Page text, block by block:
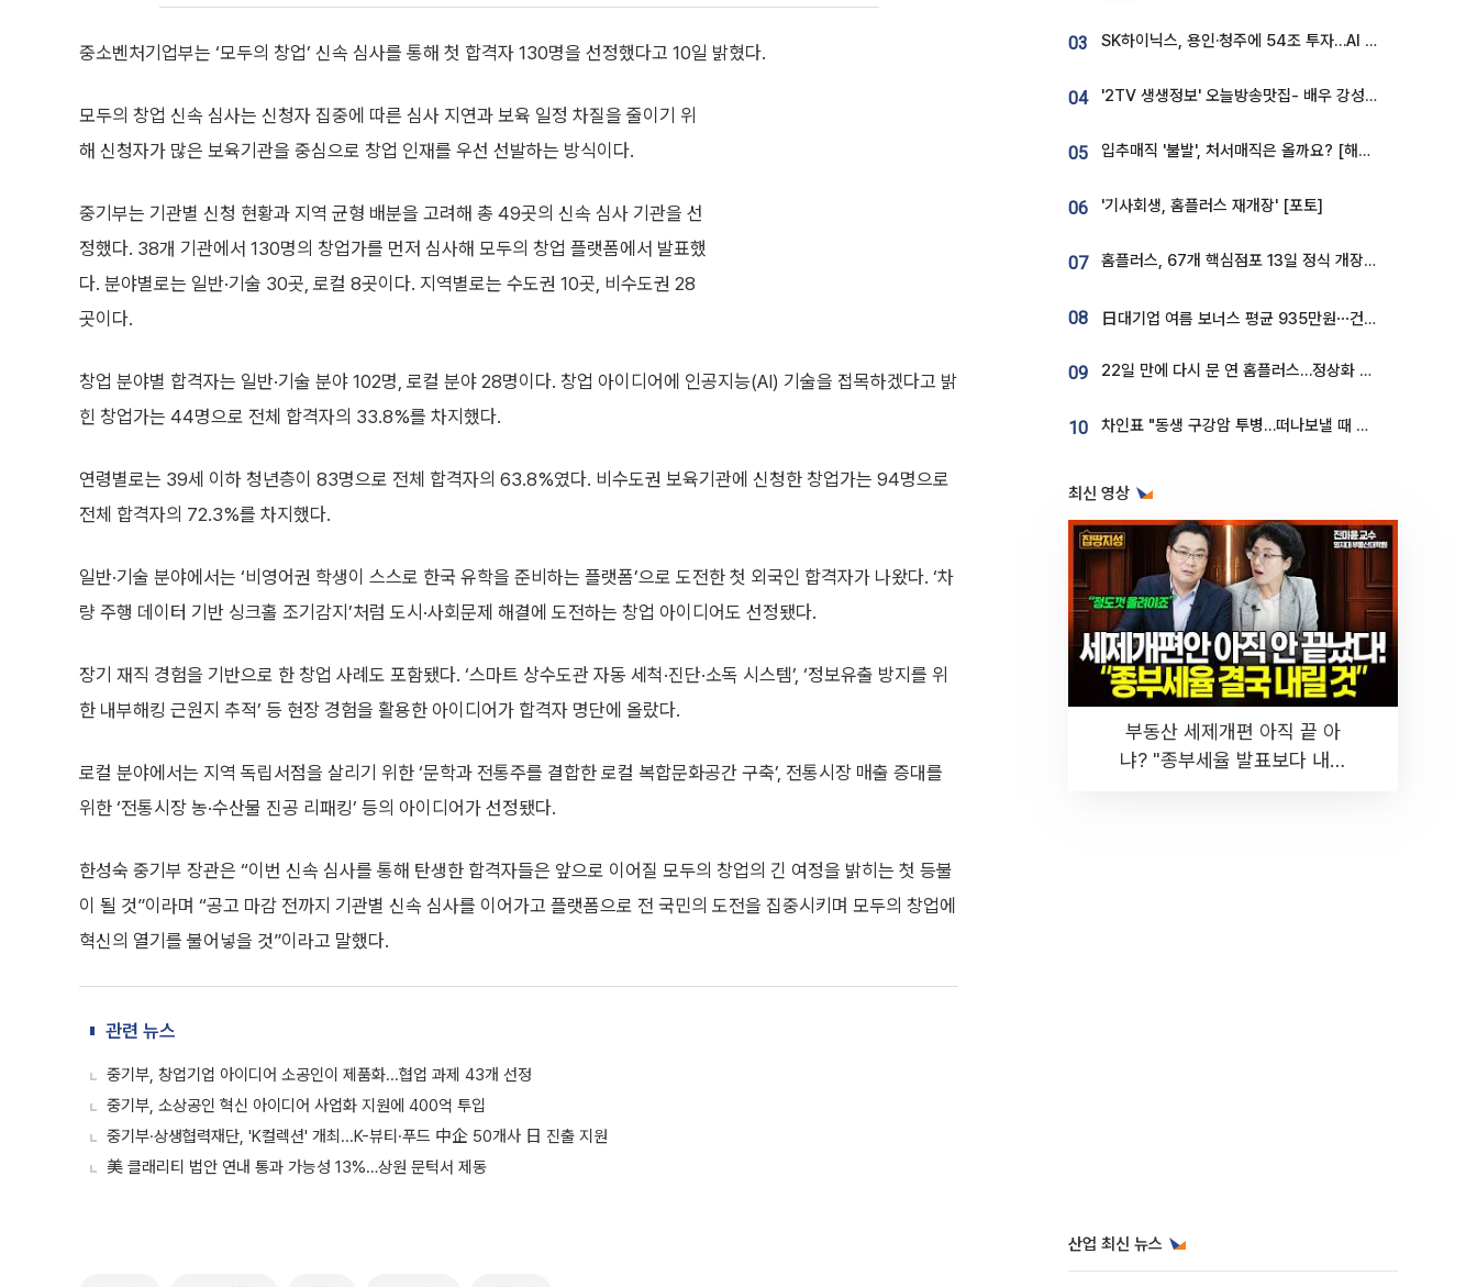
중소벤처기업부는 ‘모두의 창업’ 신속 심사를 통해 첫 합격자 130명을 선정했다고 10일 밝혔다.
모두의 창업 신속 심사는 신청자 집중에 따른 심사 지연과 보육 일정 차질을 줄이기 위
해 신청자가 많은 보육기관을 중심으로 창업 인재를 우선 선발하는 방식이다.
중기부는 기관별 신청 현황과 지역 균형 배분을 고려해 총 49곳의 신속 심사 기관을 선
정했다. 38개 기관에서 130명의 창업가를 먼저 심사해 모두의 창업 플랫폼에서 발표했
다. 분야별로는 일반·기술 30곳, 로컬 8곳이다. 지역별로는 수도권 10곳, 비수도권 28
곳이다.
창업 분야별 합격자는 일반·기술 분야 102명, 로컬 분야 28명이다. 창업 아이디어에 인공지능(AI) 기술을 접목하겠다고 밝
힌 창업가는 44명으로 전체 합격자의 33.8%를 차지했다.
연령별로는 39세 이하 청년층이 83명으로 전체 합격자의 63.8%였다. 비수도권 보육기관에 신청한 창업가는 94명으로
전체 합격자의 72.3%를 차지했다.
일반·기술 분야에서는 ‘비영어권 학생이 스스로 한국 유학을 준비하는 플랫폼’으로 도전한 첫 외국인 합격자가 나왔다. ‘차
량 주행 데이터 기반 싱크홀 조기감지’처럼 도시·사회문제 해결에 도전하는 창업 아이디어도 선정됐다.
장기 재직 경험을 기반으로 한 창업 사례도 포함됐다. ‘스마트 상수도관 자동 세척·진단·소독 시스템’, ‘정보유출 방지를 위
한 내부해킹 근원지 추적’ 등 현장 경험을 활용한 아이디어가 합격자 명단에 올랐다.
로컬 분야에서는 지역 독립서점을 살리기 위한 ‘문학과 전통주를 결합한 로컬 복합문화공간 구축’, 전통시장 매출 증대를
위한 ‘전통시장 농·수산물 진공 리패킹’ 등의 아이디어가 선정됐다.
한성숙 중기부 장관은 “이번 신속 심사를 통해 탄생한 합격자들은 앞으로 이어질 모두의 창업의 긴 여정을 밝히는 첫 등불
이 될 것”이라며 “공고 마감 전까지 기관별 신속 심사를 이어가고 플랫폼으로 전 국민의 도전을 집중시키며 모두의 창업에
혁신의 열기를 불어넣을 것”이라고 말했다.
관련 뉴스
중기부, 창업기업 아이디어 소공인이 제품화...협업 과제 43개 선정
중기부, 소상공인 혁신 아이디어 사업화 지원에 400억 투입
중기부·상생협력재단, 'K컬렉션' 개최...K-뷰티·푸드 中企 50개사 日 진출 지원
美 클래리티 법안 연내 통과 가능성 13%…상원 문턱서 제동
03 SK하이닉스, 용인·청주에 54조 투자…AI 메모리 생산기지 키운다
04 '2TV 생생정보' 오늘방송맛집- 배우 강성진 단골! 쌀국수ㆍ푸팟퐁 커리 맛집 '블○○○'
05 입추매직 '불발', 처서매직은 올까요? [해시태그]
06 '기사회생, 홈플러스 재개장' [포토]
07 홈플러스, 67개 핵심점포 13일 정식 개장…영업 재개 속도
08 日대기업 여름 보너스 평균 935만원⋯건설회사 1800만 넘어
09 22일 만에 다시 문 연 홈플러스…정상화 바쁜데 재고 없어 ‘발동동’[가보니]
10 차인표 "동생 구강암 투병…떠나보낼 때 가장 힘들었다”
최신 영상
부동산 세제개편 아직 끝 아
냐? "종부세율 발표보다 내릴
산업 최신 뉴스